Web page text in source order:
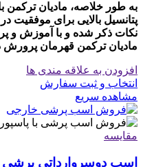
به طور خلاصه، مادیان ترکمن
پتانسیل بالایی برای موفقیت
نکات ذکر شده و با آموزش و
مادیان ترکمن قهرمان پرورش
افزودن به علاقه مندی ها
انتخاب و ثبت سفارش
مشاهده سریع
مقایسه
اسب دوسروارداتی پرشی kwpn کره 1.5 ساله